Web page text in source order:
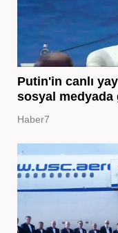
Putin'in canlı
sosyal medyada
Haber7